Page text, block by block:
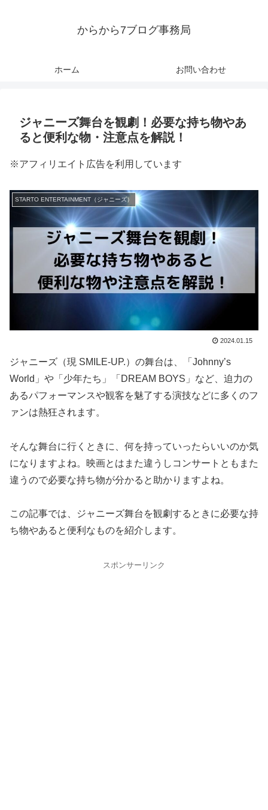
からから7ブログ事務局
ホーム お問い合わせ
ジャニーズ舞台を観劇！必要な持ち物やあ
ると便利な物・注意点を解説！
※アフィリエイト広告を利用しています
STARTO ENTERTAINMENT（ジャニーズ）
2024.01.15
ジャニーズ（現 SMILE-UP.）の舞台は、「Johnny’s
World」や「少年たち」「DREAM BOYS」など、迫力の
あるパフォーマンスや観客を魅了する演技などに多くのフ
ァンは熱狂されます。
そんな舞台に行くときに、何を持っていったらいいのか気
になりますよね。映画とはまた違うしコンサートともまた
違うので必要な持ち物が分かると助かりますよね。
この記事では、ジャニーズ舞台を観劇するときに必要な持
ち物やあると便利なものを紹介します。
スポンサーリンク